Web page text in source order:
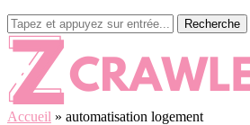
Recherche
Accueil » automatisation logement